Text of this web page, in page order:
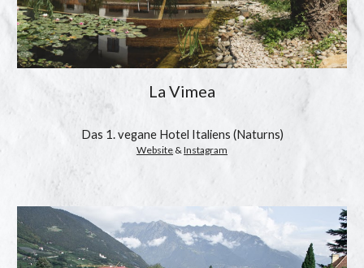
La Vimea
Das 1. vegane Hotel Italiens (Naturns)
Website & Instagram